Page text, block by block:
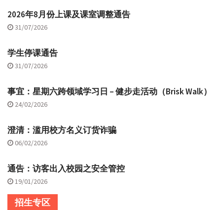
2026年8月份上课及课室调整通告
31/07/2026
学生停课通告
31/07/2026
事宜：星期六跨领域学习日 – 健步走活动（Brisk Walk）
24/02/2026
澄清：滥用校方名义订货诈骗
06/02/2026
通告：访客出入校园之安全管控
19/01/2026
招生专区